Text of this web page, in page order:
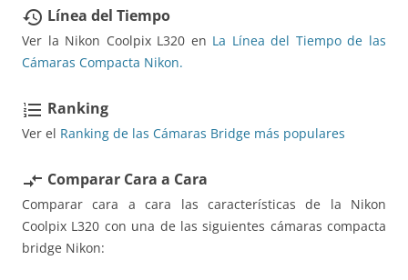
restore Línea del Tiempo
Ver la Nikon Coolpix L320 en La Línea del Tiempo de las
Cámaras Compacta Nikon.
format_list_numbered Ranking
Ver el Ranking de las Cámaras Bridge más populares
compare_arrows Comparar Cara a Cara
Comparar cara a cara las características de la Nikon
Coolpix L320 con una de las siguientes cámaras compacta
bridge Nikon: